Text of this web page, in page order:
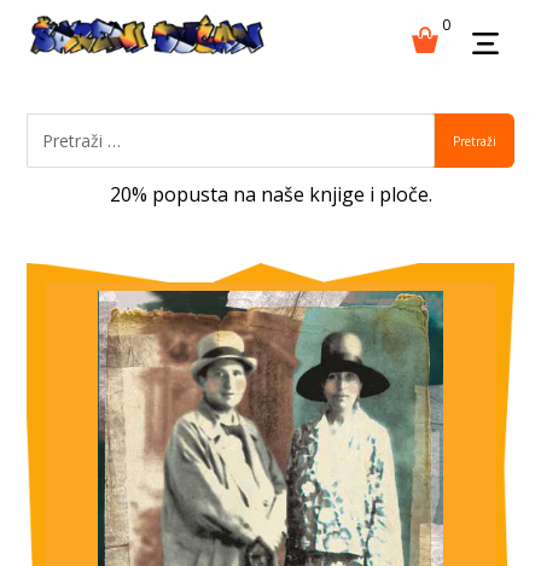
0
Pretraži
20% popusta na naše knjige i ploče.